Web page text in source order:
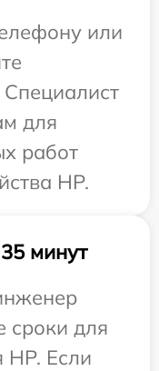
или
Специалист
для
работ
HP.
минут
сроки для
Если